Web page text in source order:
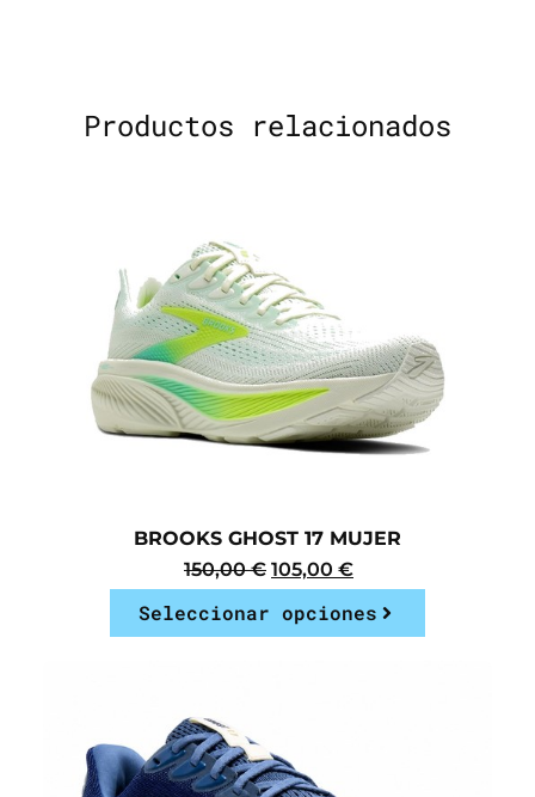
Productos relacionados
BROOKS GHOST 17 MUJER
150,00€ 105,00 €
Seleccionar opciones